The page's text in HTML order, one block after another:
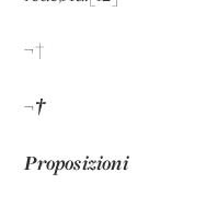
¬†
¬†
Proposizioni